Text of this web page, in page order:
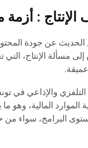
: أزمة
الحديث عن جودة
مسألة الإنتاج،
التلفزي والإذاعي في
الموارد المالية، وهو
البرامج، سواء من